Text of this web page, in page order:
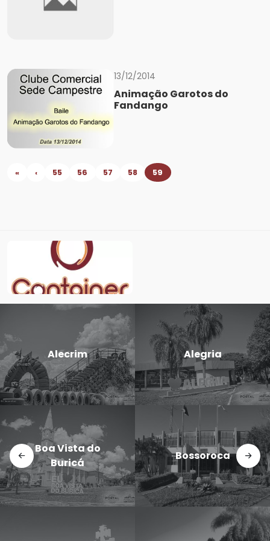
13/12/2014
Animação Garotos do
Fandango
« ‹ 55 56 57 58 59
Alegria
Vista do
Bossoroca